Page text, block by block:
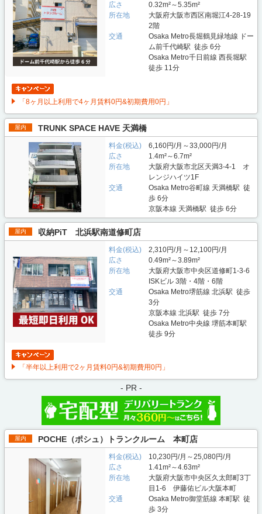
広さ
0.32m²～5.35m²
所在地
大阪府大阪市西区南堀江4-28-19
2階
交通
Osaka Metro長堀鶴見緑地線 ドー
ム前千代崎駅 徒歩 6分
Osaka Metro千日前線 西長堀駅
徒歩 11分
「8ヶ月以上利用で4ヶ月賃料0円&初期費用0円」
屋内 TRUNK SPACE HAVE 天満橋
料金(税込)
6,160円/月～33,000円/月
広さ
1.4m²～6.7m²
所在地
大阪府大阪市北区天満3-4-1 オ
レンジハイツ1F
交通
Osaka Metro谷町線 天満橋駅 徒
歩 6分
京阪本線 天満橋駅 徒歩 6分
屋内 収納PiT 北浜駅南道修町店
料金(税込)
2,310円/月～12,100円/月
広さ
0.49m²～3.89m²
所在地
大阪府大阪市中央区道修町1-3-6
ISKビル 3階・4階・6階
交通
Osaka Metro堺筋線 北浜駅 徒歩
3分
京阪本線 北浜駅 徒歩 7分
Osaka Metro中央線 堺筋本町駅
徒歩 9分
「半年以上利用で2ヶ月賃料0円&初期費用0円」
- PR -
屋内 POCHE（ポシュ）トランクルーム 本町店
料金(税込)
10,230円/月～25,080円/月
広さ
1.41m²～4.63m²
所在地
大阪府大阪市中央区久太郎町3丁
目1-6 伊藤佑ビル大阪本町
交通
Osaka Metro御堂筋線 本町駅 徒
歩 3分